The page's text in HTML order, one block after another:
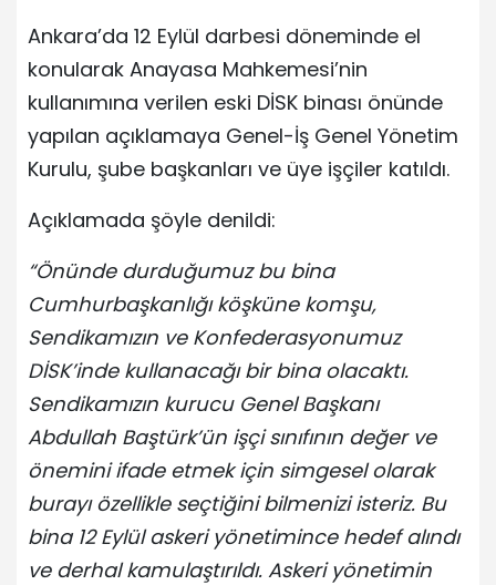
Ankara’da 12 Eylül darbesi döneminde el
konularak Anayasa Mahkemesi’nin
kullanımına verilen eski DİSK binası önünde
yapılan açıklamaya Genel-İş Genel Yönetim
Kurulu, şube başkanları ve üye işçiler katıldı.
Açıklamada şöyle denildi:
“Önünde durduğumuz bu bina
Cumhurbaşkanlığı köşküne komşu,
Sendikamızın ve Konfederasyonumuz
DİSK’inde kullanacağı bir bina olacaktı.
Sendikamızın kurucu Genel Başkanı
Abdullah Baştürk’ün işçi sınıfının değer ve
önemini ifade etmek için simgesel olarak
burayı özellikle seçtiğini bilmenizi isteriz. Bu
bina 12 Eylül askeri yönetimince hedef alındı
ve derhal kamulaştırıldı. Askeri yönetimin